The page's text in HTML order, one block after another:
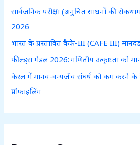
सार्वजनिक परीक्षा (अनुचित साधनों की
2026
भारत के प्रस्तावित कैफे-III (CAFE III) मानदंड
फील्ड्स मेडल 2026: गणितीय उत्कृष्टता को
केरल में मानव-वन्यजीव संघर्ष को कम करने के
प्रोफाइलिंग